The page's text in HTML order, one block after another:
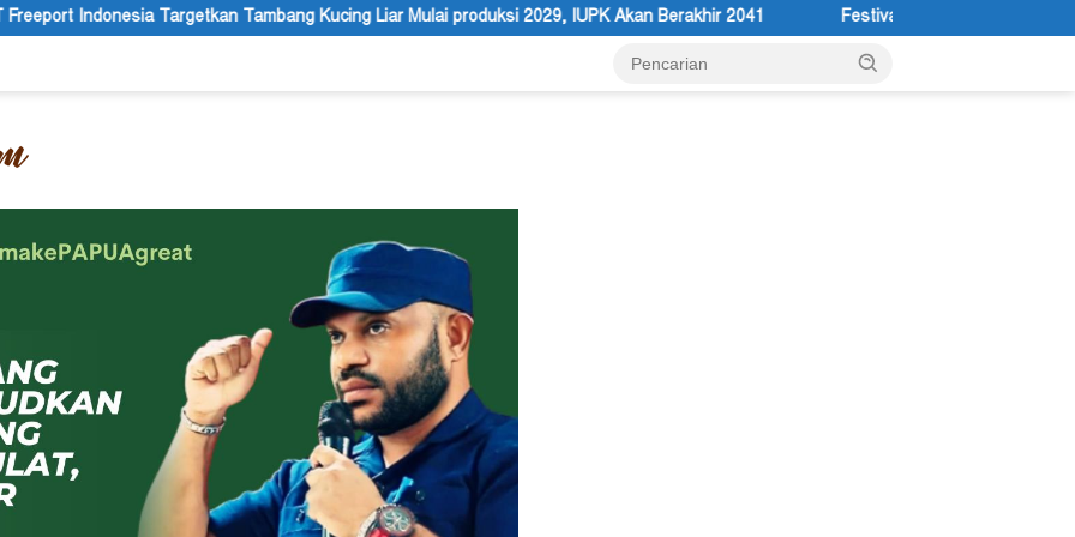
Tambang Kucing Liar Mulai produksi 2029, IUPK Akan Berakhir 2041 Festival Budaya Lembah Baliem ke-34 Tahun 2026